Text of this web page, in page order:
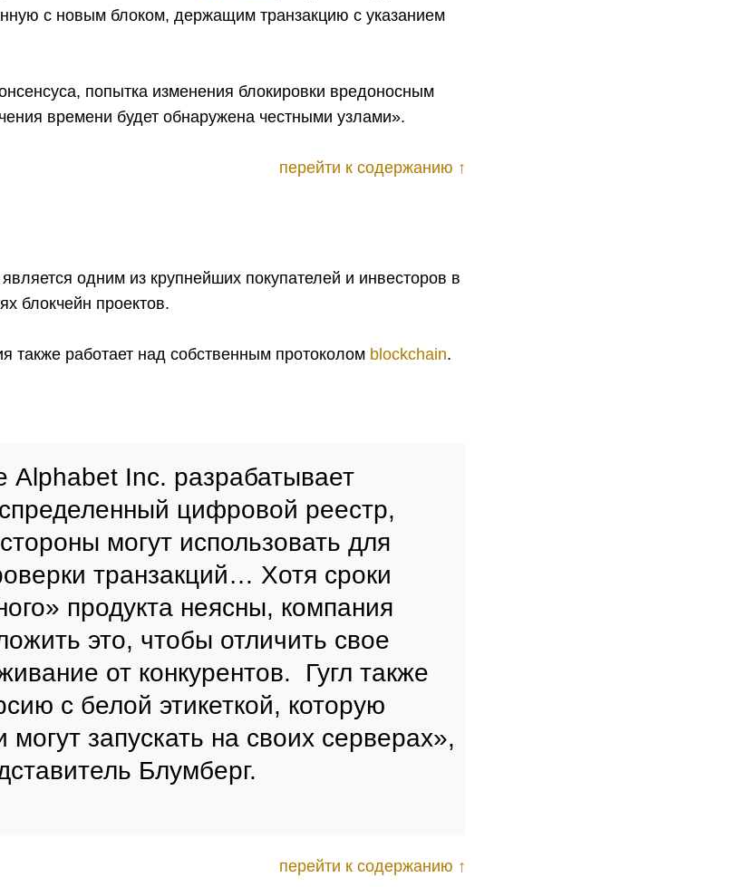
с новым блоком, держащим транзакцию с указанием
попытка изменения блокировки вредоносным
времени будет обнаружена честными узлами».
перейти к содержанию ↑
одним из крупнейших покупателей и инвесторов в
блокчейн проектов.
также работает над собственным протоколом blockchain.
Alphabet Inc. разрабатывает
цифровой реестр,
могут использовать для
транзакций… Хотя сроки
продукта неясны, компания
это, чтобы отличить свое
от конкурентов. Гугл также
с белой этикеткой, которую
могут запускать на своих серверах»,
Блумберг.
перейти к содержанию ↑